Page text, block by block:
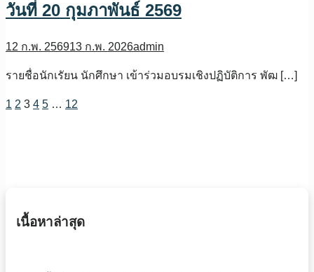
วันที่ 20 กุมภาพันธ์ 2569
12 ก.พ. 256913 ก.พ. 2026admin
รายชื่อนักเรัยน นักศึกษา เข้าร่วมอบรมเชิงปฏิบัติการ พัฒ […]
1 2 3 4 5 … 12
เนื้อหาล่าสุด